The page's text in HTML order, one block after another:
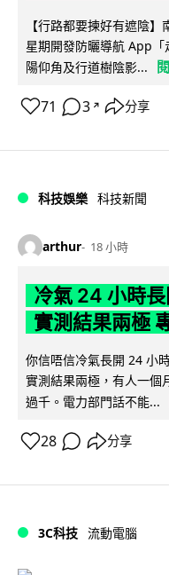
【行路都要揀好有遮陰
星期開發防曬導航 App
陽仰角及行道樹陰影...
71 3 ↗ 分享
科技娛樂 科技新聞
arthur 18 小時
冷氣 24 小時
實測結果兩極
你信唔信冷氣長開 24 小
實測結果兩極，有人一個
過千。電力部門話不能...
28 分享
3C科技 流動電腦